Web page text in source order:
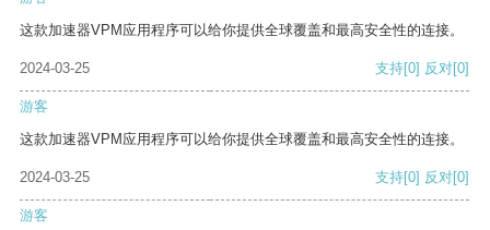
这款加速器VPM应用程序可以给你提供全球覆盖和最高安全性的连接。
2024-03-25 支持[0] 反对[0]
游客
这款加速器VPM应用程序可以给你提供全球覆盖和最高安全性的连接。
2024-03-25 支持[0] 反对[0]
游客